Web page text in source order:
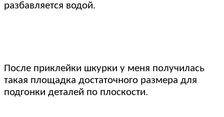
разбавляется водой.
После приклейки шкурки у меня получилась
такая площадка достаточного размера для
подгонки деталей по плоскости.